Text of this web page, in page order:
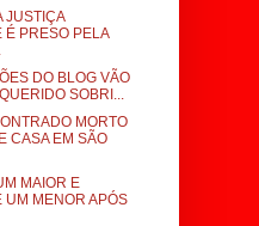
JUSTIÇA
É PRESO PELA
DO BLOG VÃO
SOBRI...
MORTO
CASA EM SÃO
MAIOR E
UM MENOR APÓS